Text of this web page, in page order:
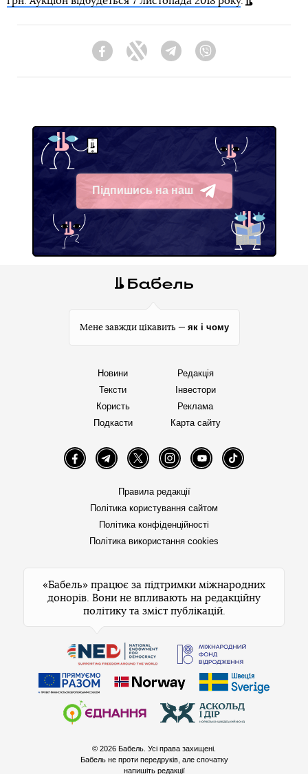
FacebookTwitter Telegram
Підпишись на наш
Telegram
Мене завжди цікавить — як і чому
Новини
Тексти
Користь
Подкасти
Редакція
Інвестори
Реклама
Карта сайту
FacebookTelegramTwitter InstagramYouTube TikTok
Правила редакції
Політика користування сайтом
Політика конфіденційності
Політика використання cookies
«Бабель» працює за підтримки міжнародних
донорів. Вони не впливають на редакційну
політику та зміст публікацій.
© 2026 Бабель. Усі права захищені.
Бабель не проти передруків, але спочатку
напишіть редакції